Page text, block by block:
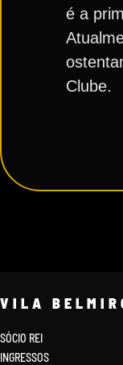
é a
Clube.
VILA
SÓCIO REI
INGRESSOS